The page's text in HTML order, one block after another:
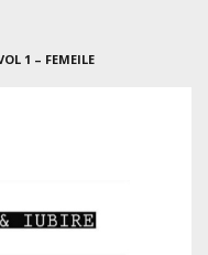
1 – FEMEILE